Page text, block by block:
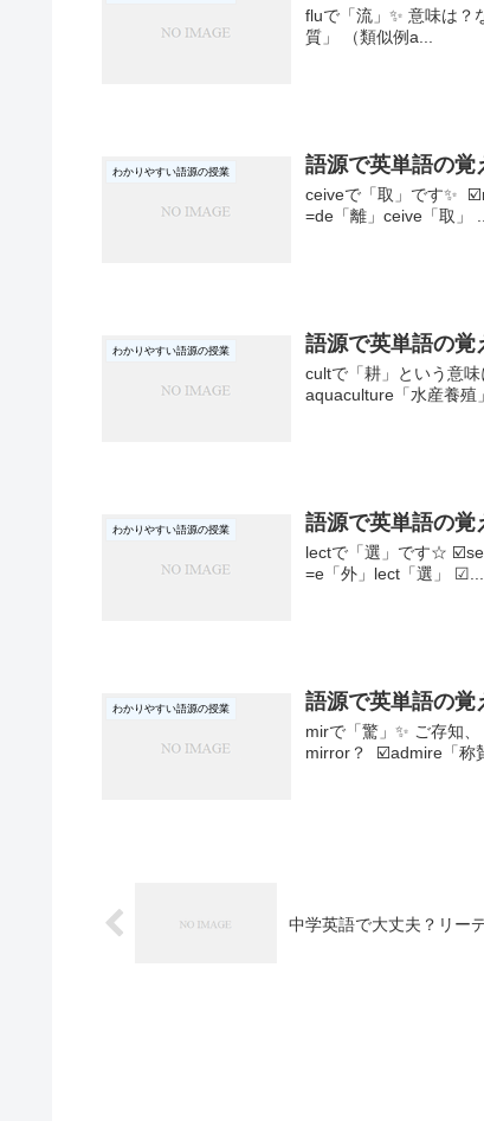
fluで「流」✨ 意味は
質」 （類似例a...
わかりやすい語源の授業 語源で英単語の
ceiveで「取」です✨
=de「離」ceive「取」 ...
わかりやすい語源の授業 語源で英単語の
cultで「耕」という意
aquaculture「水産養殖
わかりやすい語源の授業 語源で英単語の
lectで「選」です☆
=e「外」lect「選」 ☑...
わかりやすい語源の授業 語源で英単語の覚
mirで「驚」✨ ご存知
mirror？ ☑️admire「称
中学英語で大丈夫？リー